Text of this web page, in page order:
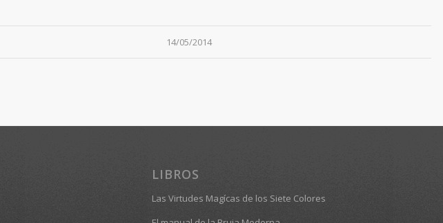
14/05/2014
LIBROS
Las Virtudes Magícas de los Siete Colores